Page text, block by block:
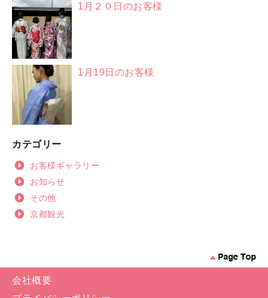
1月２０日のお客様
1月19日のお客様
カテゴリー
お客様ギャラリー
お知らせ
その他
京都観光
会社概要